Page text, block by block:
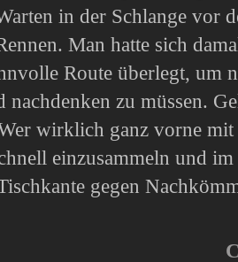
in der Schlange vor
Man hatte sich
Route überlegt, um
nachdenken zu müssen.
wirklich ganz vorne
einzusammeln und
gegen